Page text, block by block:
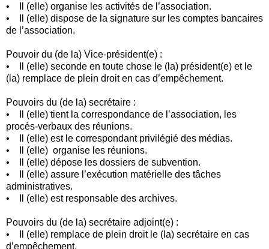
• Il (elle) organise les activités de l’association.
• Il (elle) dispose de la signature sur les comptes bancaires
de l’association.
Pouvoir du (de la) Vice-président(e) :
• Il (elle) seconde en toute chose le (la) président(e) et le
(la) remplace de plein droit en cas d’empêchement.
Pouvoirs du (de la) secrétaire :
• Il (elle) tient la correspondance de l’association, les
procès-verbaux des réunions.
• Il (elle) est le correspondant privilégié des médias.
• Il (elle) organise les réunions.
• Il (elle) dépose les dossiers de subvention.
• Il (elle) assure l’exécution matérielle des tâches
administratives.
• Il (elle) est responsable des archives.
Pouvoirs du (de la) secrétaire adjoint(e) :
• Il (elle) remplace de plein droit le (la) secrétaire en cas
d’empêchement.